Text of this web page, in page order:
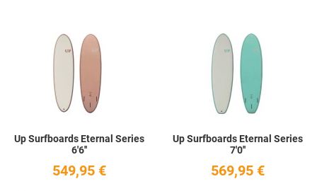
Add to Wishlist
Up Surfboards Eternal Series
6'6''
549,95 €
Up Surfboards Eternal Series
7'0''
569,95 €